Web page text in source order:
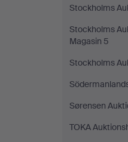
Stockholms
Stockholms
Magasin 5
Stockholms
Sørensen
TOKA